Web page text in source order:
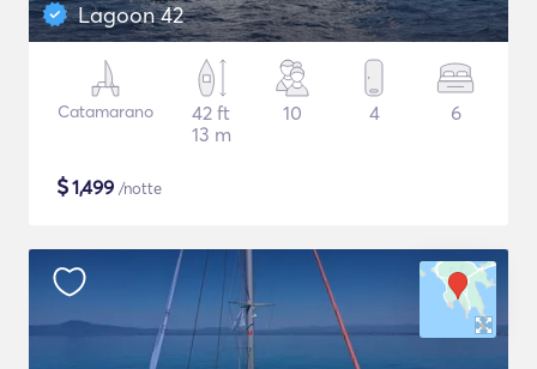
Lagoon 42
Catamarano
42 ft
13 m
10 4 6
$1,499 /notte